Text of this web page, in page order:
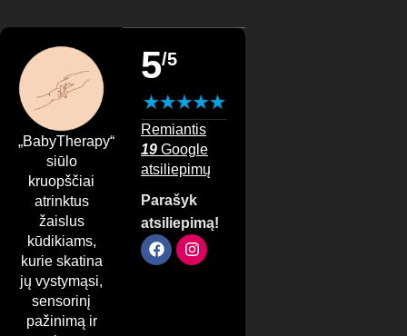
„BabyTherapy“
siūlo
kruopščiai
atrinktus
žaislus
kūdikiams,
kurie skatina
jų vystymąsi,
sensorinį
pažinimą ir
5/5
Remiantis
19 Google
atsiliepimų
Parašyk
atsiliepimą!